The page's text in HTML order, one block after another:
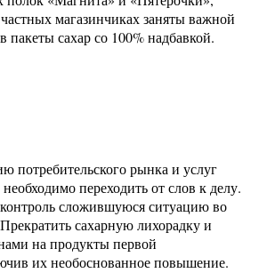
магазинчиках заняты важной
пакеты сахар со 100% надбавкой.
потребительского рынка и услуг
переходить от слов к делу.
сложившуюся ситуацию во
сахарную лихорадку и
на продукты первой
их необоснованное повышение.